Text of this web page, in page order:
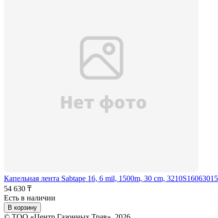
Капельная лента Sabtape 16, 6 mil, 1500m, 30 cm,
54 630 ₸
Есть в наличии
В корзину